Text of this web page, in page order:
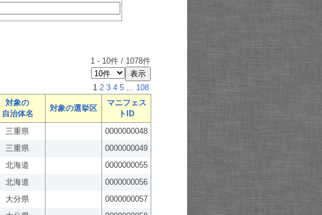
1 - 10件 / 1078件
1 2 3 4 5 ... 108
対象の
自治体名
対象の選挙区
マニフェス
トID
三重県
0000000048
三重県
0000000049
北海道
0000000055
北海道
0000000056
大分県
0000000057